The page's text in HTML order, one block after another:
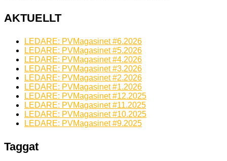
AKTUELLT
LEDARE: PVMagasinet #6.2026
LEDARE: PVMagasinet #5.2026
LEDARE: PVMagasinet #4.2026
LEDARE: PVMagasinet #3.2026
LEDARE: PVMagasinet #2.2026
LEDARE: PVMagasinet #1.2026
LEDARE: PVMagasinet #12.2025
LEDARE: PVMagasinet #11.2025
LEDARE: PVMagasinet #10.2025
LEDARE: PVMagasinet #9.2025
Taggat